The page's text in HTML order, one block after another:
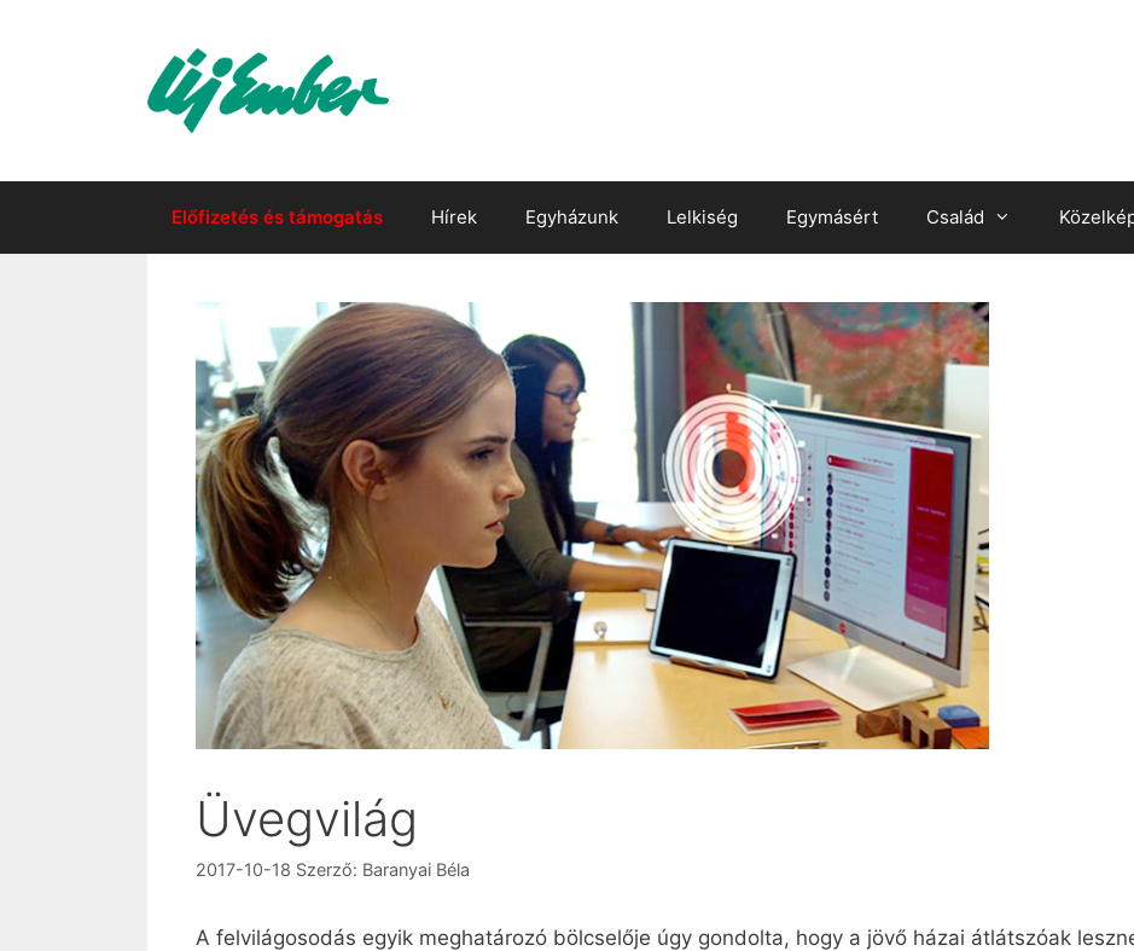
Előfizetés és támogatás Hírek Egyházunk Lelkiség Egymásért Család
Üvegvilág
2017-10-18 Szerző: Baranyai Béla
A felvilágosodás egyik meghatározó bölcselője úgy gondolta, hogy a jövő házai átlátszóak